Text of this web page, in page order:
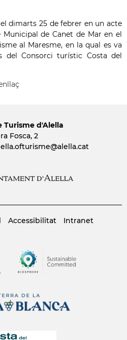
dimarts 25 de febrer en un acte
Municipal de Canet de Mar en el
al Maresme, en la qual es va
del Consorci turístic Costa del
Turisme d'Alella
Fosca, 2
@alella.cat
Accessibilitat Intranet